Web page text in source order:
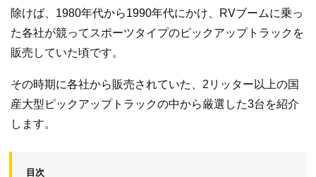
除けば、1980年代から1990年代にかけ、RVブームに乗っ
た各社が競ってスポーツタイプのピックアップトラックを
販売していた頃です。
その時期に各社から販売されていた、2リッター以上の国
産大型ピックアップトラックの中から厳選した3台を紹介
します。
目次